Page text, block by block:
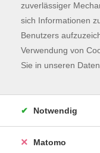
zuverlässiger
sich Informationen
Benutzers
Verwendung von
Sie in unseren
Notwendig
Matomo